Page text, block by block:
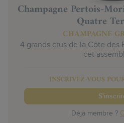
Champagne Pertois-
Quatre
CHAMPAGNE
4 grands crus de la Côte des
cet
INSCRIVEZ-VOUS
Déjà membre ?